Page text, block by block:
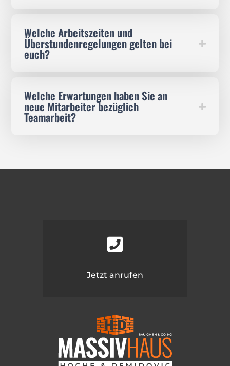
Welche Arbeitszeiten und
Überstundenregelungen gelten bei
euch?
Welche Erwartungen haben Sie an
neue Mitarbeiter bezüglich
Teamarbeit?

Jetzt anrufen